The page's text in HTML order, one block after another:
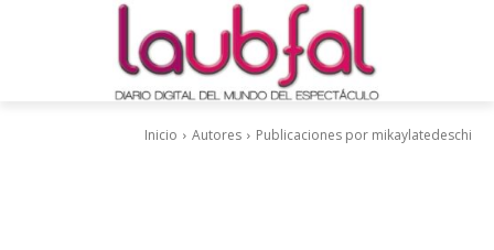
Inicio Autores Publicaciones por mikaylatedeschi